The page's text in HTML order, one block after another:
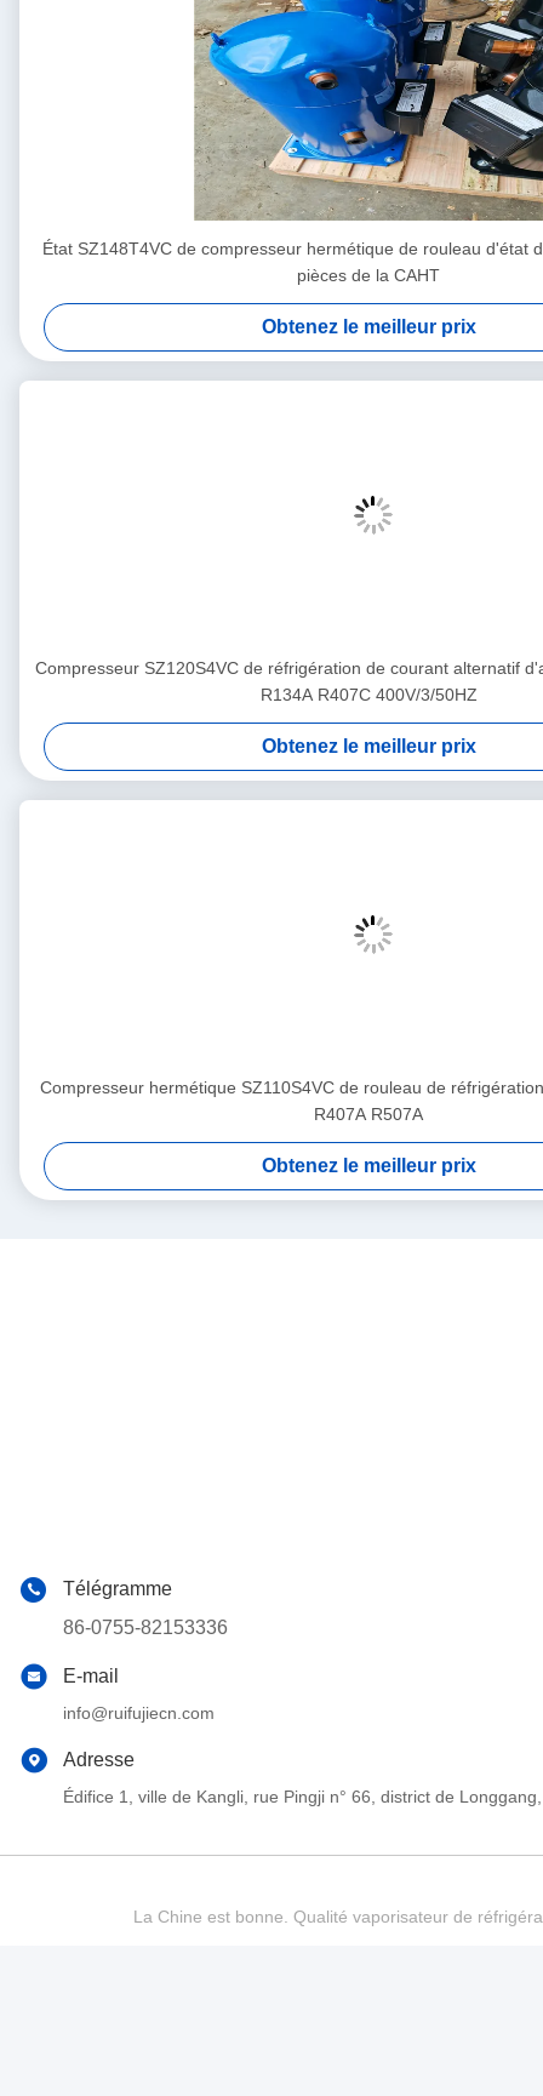
État SZ148T4VC de compresseur hermétique de rouleau d'état
pièces de la CAHT
Obtenez le meilleur prix
Compresseur SZ120S4VC de réfrigération de courant alternatif
R134A R407C 400V/3/50HZ
Obtenez le meilleur prix
Compresseur hermétique SZ110S4VC de rouleau de
R407A R507A
Obtenez le meilleur prix
Télégramme
86-0755-82153336
E-mail
info@ruifujiecn.com
Adresse
Édifice 1, ville de Kangli, rue Pingji n° 66, district de
La Chine est bonne. Qualité vaporisateur de